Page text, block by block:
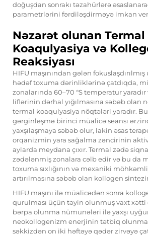
doğuşdan sonrakı təzahürlərə
parametrlərini fərdiləşdirməyə imkan
Nəzarət olunan Termal
Koaqulyasiya və
Reaksiyası
HIFU maşınından gələn
hədəf toxuma dərinliklərinə çatdıqda,
zonalarında 60–70 °S temperatur
liflərinin dərhal yığılmasına səbəb olan
termal koaqulyasiya nöqtələri yaradır.
gərginləşmə birinci müalicə seansı
yaxşılaşmaya səbəb olur, lakin əsas
orqanizmin yara sağalma zəncirinin
aylarda meydana çıxır. Termal zədə
zədələnmiş zonalara cəlb edir və bu da
toxuma sıxlığının və mexaniki
artırılmasına səbəb olan kollogen
HIFU maşını ilə müalicədən sonra
qurulması üçün təyin olunmuş vaxt xətti
bərpa olunma nümunələri ilə yaxşı
neokollogenizm enerjinin tətbiq
səkkizdən on iki həftəyə qədər zirvəyə